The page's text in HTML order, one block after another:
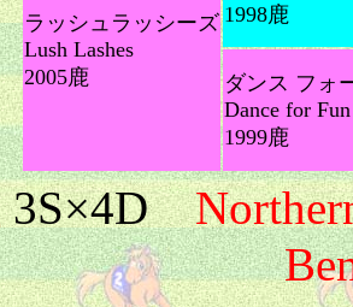
ラッシュラッシーズ
Lush Lashes
2005鹿
1998鹿
ダンス フォ
Dance for Fun
1999鹿
3S×4D